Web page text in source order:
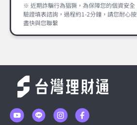
※ 近期詐騙行為猖獗，為保障您的個資安全
驗證填表諮詢，過程約1-2分鐘，請您耐心
盡快與您聯繫